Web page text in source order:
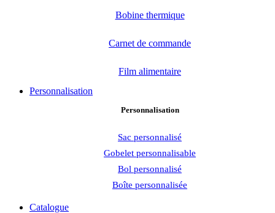
Bobine thermique
Carnet de commande
Film alimentaire
Personnalisation
Personnalisation
Sac personnalisé
Gobelet personnalisable
Bol personnalisé
Boîte personnalisée
Catalogue